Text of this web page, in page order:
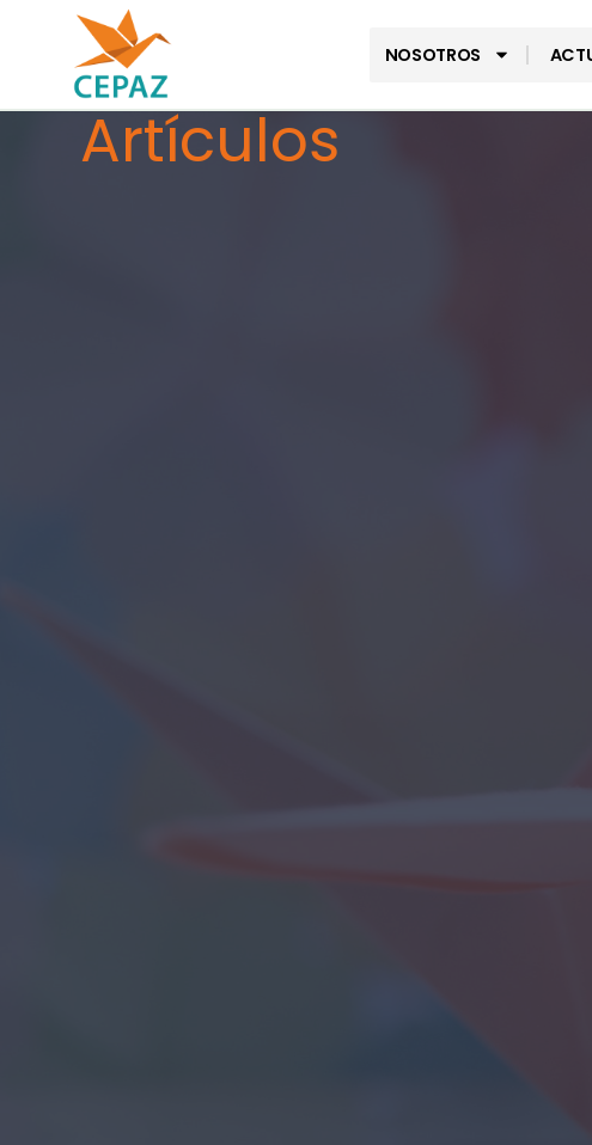
NOSOTROS
Artículos